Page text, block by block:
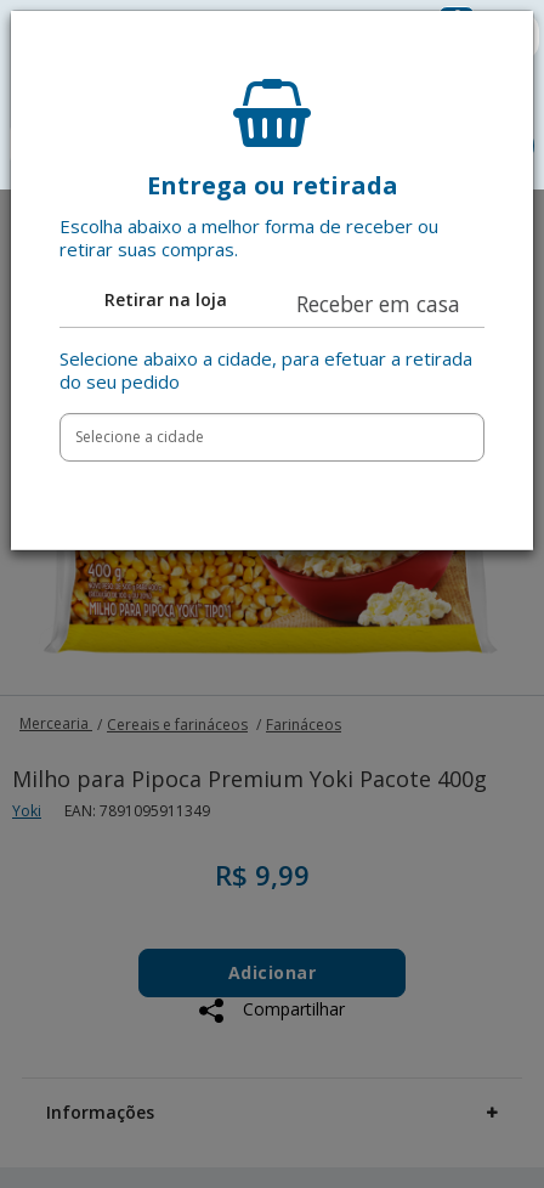
0
Entrega ou retirada
Escolha abaixo a melhor forma de receber ou
retirar suas compras.
Retirar na loja Receber em casa
Selecione abaixo a cidade, para efetuar a retirada
do seu pedido
Mercearia Cereais e farináceos Farináceos
Milho para Pipoca Premium Yoki Pacote 400g
Yoki EAN: 7891095911349
R$ 9,99
to
cart
Product
ActionsAdicionar
Compartilhar
Information
Informações